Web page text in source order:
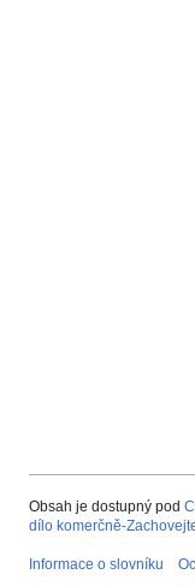
Obsah je dostupný pod
dílo komerčně-
Informace o slovníku